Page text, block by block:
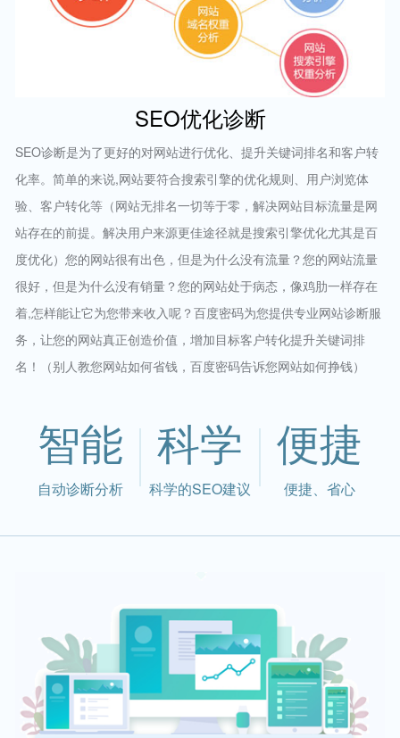
SEO优化诊断
SEO诊断是为了更好的对网站进行优化、提升关键词排名和客户转
化率。简单的来说,网站要符合搜索引擎的优化规则、用户浏览体
验、客户转化等（网站无排名一切等于零，解决网站目标流量是网
站存在的前提。解决用户来源更佳途径就是搜索引擎优化尤其是百
度优化）您的网站很有出色，但是为什么没有流量？您的网站流量
很好，但是为什么没有销量？您的网站处于病态，像鸡肋一样存在
着,怎样能让它为您带来收入呢？百度密码为您提供专业网站诊断服
务，让您的网站真正创造价值，增加目标客户转化提升关键词排
名！（别人教您网站如何省钱，百度密码告诉您网站如何挣钱）
智能
自动诊断分析
科学
科学的SEO建议
便捷
便捷、省心